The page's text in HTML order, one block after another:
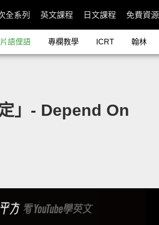
全系列 英文課程 日文課程 免費資源
片語俚語 專欄教學 ICRT 翰林
」- Depend On